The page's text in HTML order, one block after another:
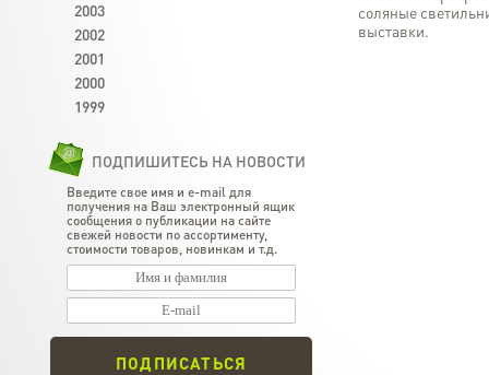
соляные
выставки.
2003
2002
2001
2000
1999
ПОДПИШИТЕСЬ НА НОВОСТИ
Введите свое имя и e-mail для
получения на Ваш электронный ящик
сообщения о публикации на сайте
свежей новости по ассортименту,
стоимости товаров, новинкам и т.д.
ПОДПИСАТЬСЯ